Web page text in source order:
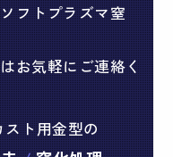
フトプラズマ窒
お気軽にご連絡く
ト用金型の